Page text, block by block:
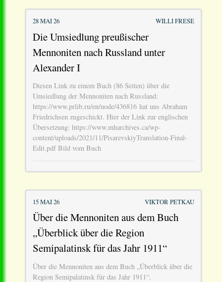
28 MAI 26 WILLI FRESE
Die Umsiedlung preußischer
Mennoniten nach Russland unter
Alexander I
Diesen Link zu einem Buch (86 Seiten) über die
Umsiedlung der Mennoniten nach Russland:
https://www.prlib.ru/en/node/436816 hat uns Abraham
Friedrichsen zugeschickt. Hier der Link zur englischen
Übersetzung: https://www.mharchives.ca/wp-
content/uploads/2021/11/PisarevskiyTranslation-Final-
Edit.pdf Bild vom Buch
15 MAI 26 VIKTOR PETKAU
Über die Mennoniten aus dem Buch
„Überblick über die Region
Semipalatinsk für das Jahr 1911“
Über die Mennoniten aus dem Buch „Überblick über die
Region Semipalatinsk für das Jahr 1911“.